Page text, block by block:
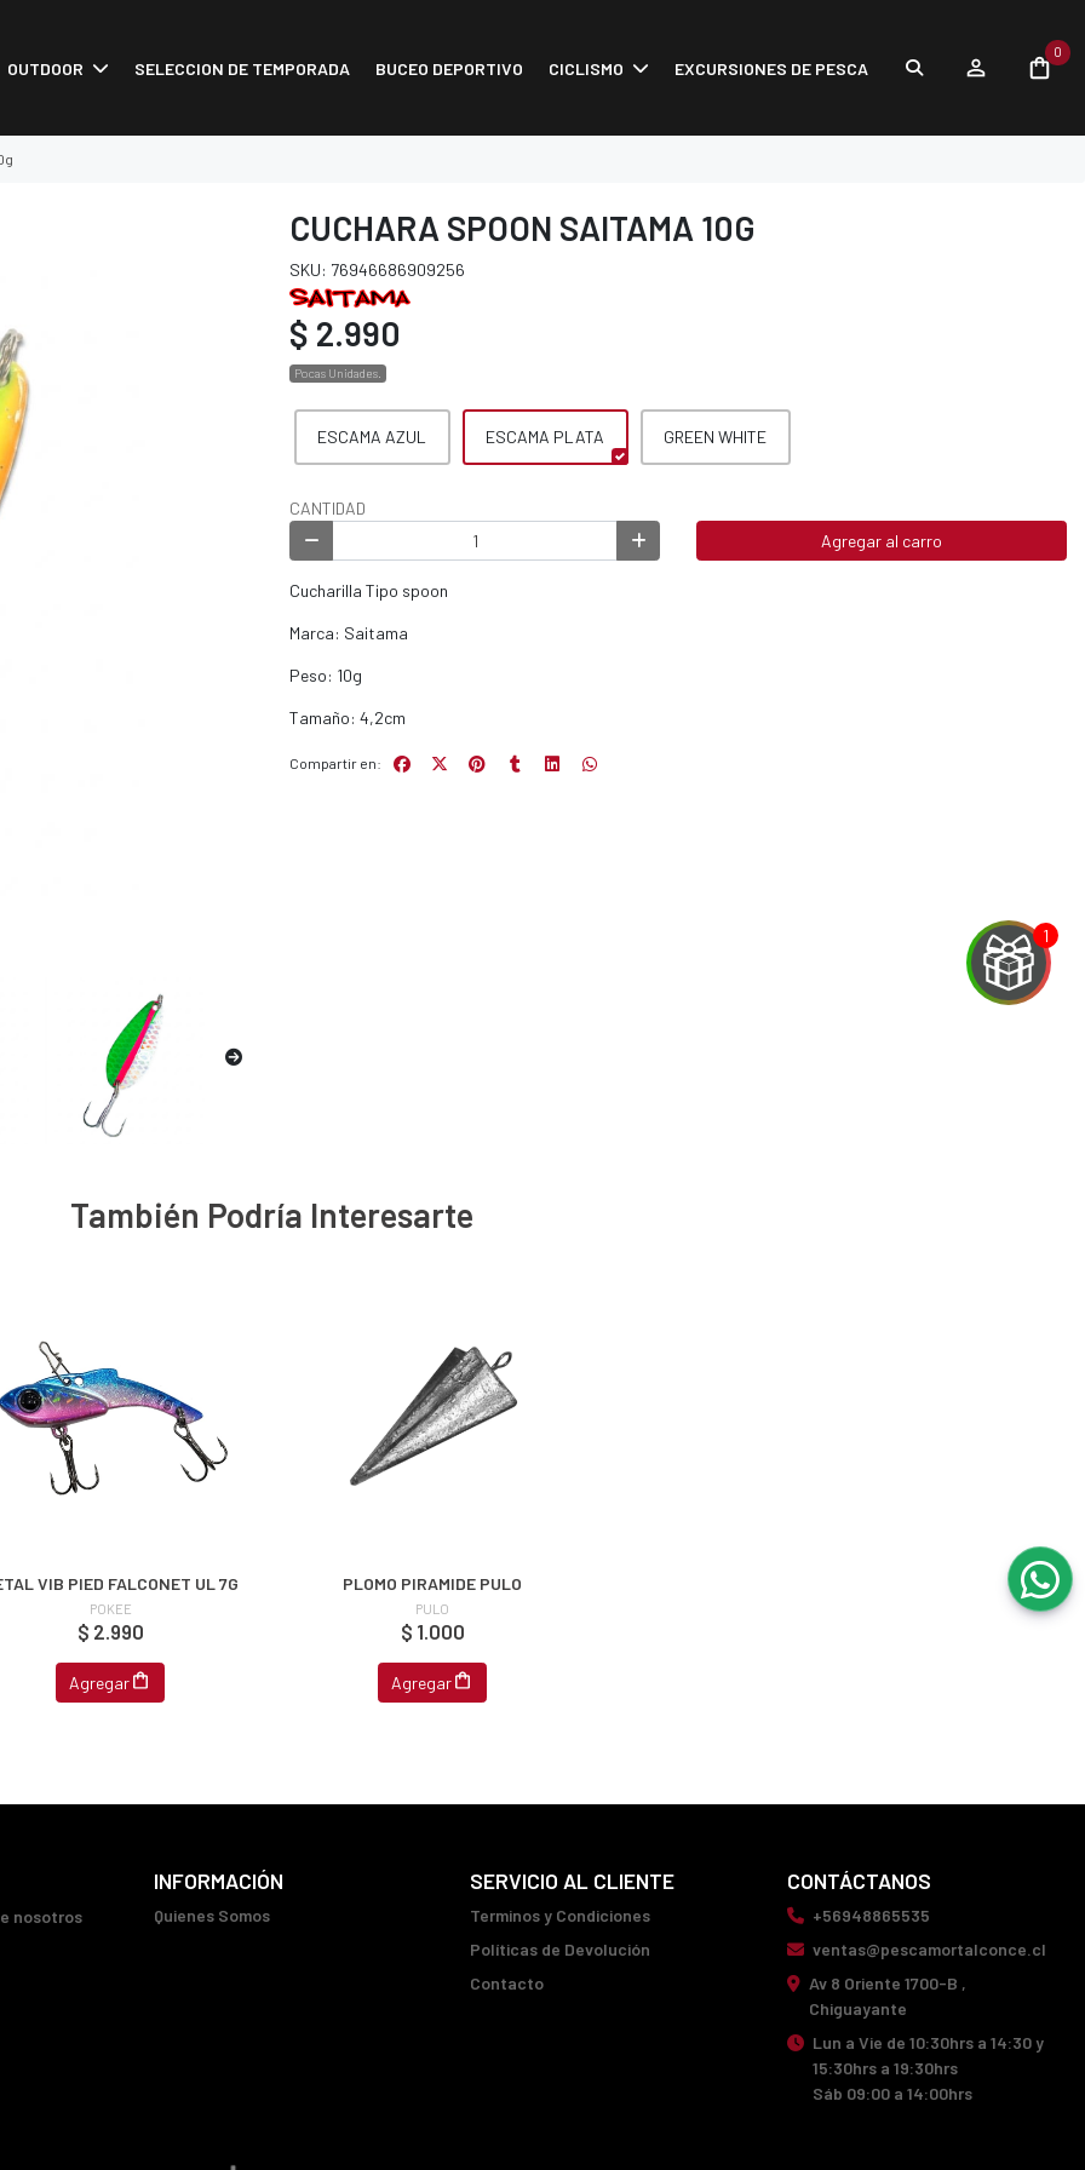
OUTDOOR SELECCION DE TEMPORADA BUCEO DEPORTIVO CICLISMO EXCURSIONES DE PESCA
0
CUCHARA SPOON SAITAMA 10G
SKU: 76946686909256
$ 2.990
Pocas Unidades.
ESCAMA AZUL ESCAMA PLATA GREEN WHITE
CANTIDAD
Agregar al carro
Cucharilla Tipo spoon
Marca: Saitama
Peso: 10g
Tamaño: 4,2cm
Compartir en:
También Podría Interesarte
VIB PIED FALCONET UL 7G
POKEE
$ 2.990
Agregar
PLOMO PIRAMIDE PULO
PULO
$ 1.000
Agregar
nosotros
INFORMACIÓN
Quienes Somos
SERVICIO AL CLIENTE
Terminos y Condiciones
Políticas de Devolución
Contacto
CONTÁCTANOS
+56948865535
ventas@pescamortalconce.cl
Av 8 Oriente 1700-B ,
Chiguayante
Lun a Vie de 10:30hrs a 14:30 y
15:30hrs a 19:30hrs
Sáb 09:00 a 14:00hrs